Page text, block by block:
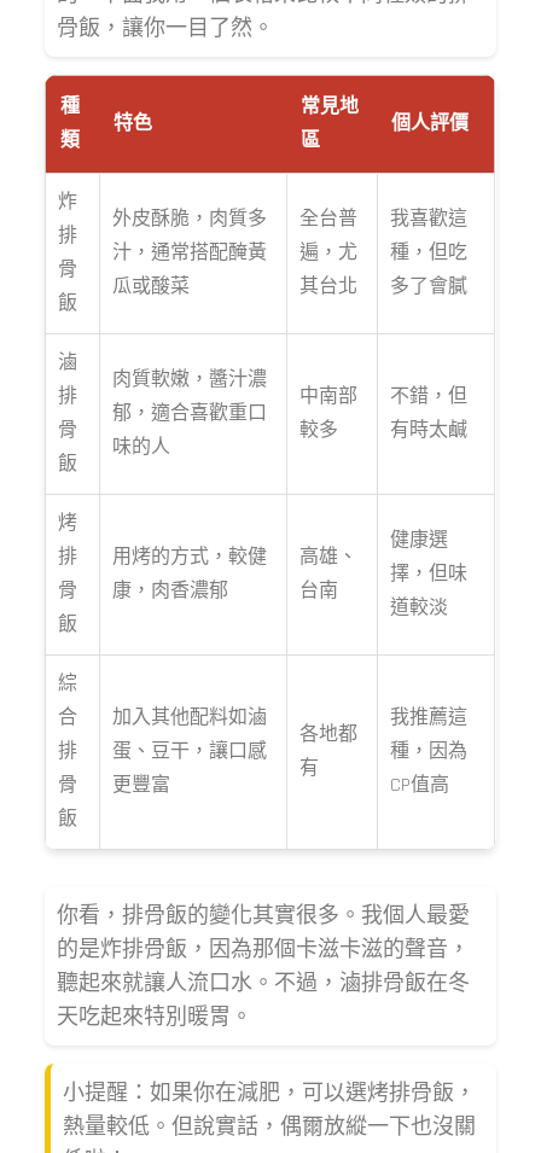
骨飯，讓你一目了然。
種
類
特色
常見地
區
個人評價
炸
排
骨
飯
外皮酥脆，肉質多
汁，通常搭配醃黃
瓜或酸菜
全台普
遍，尤
其台北
我喜歡這
種，但吃
多了會膩
滷
排
骨
飯
肉質軟嫩，醬汁濃
郁，適合喜歡重口
味的人
中南部
較多
不錯，但
有時太鹹
烤
排
骨
飯
用烤的方式，較健
康，肉香濃郁
高雄、
台南
健康選
擇，但味
道較淡
綜
合
排
骨
飯
加入其他配料如滷
蛋、豆干，讓口感
更豐富
各地都
有
我推薦這
種，因為
CP值高
你看，排骨飯的變化其實很多。我個人最愛
的是炸排骨飯，因為那個卡滋卡滋的聲音，
聽起來就讓人流口水。不過，滷排骨飯在冬
天吃起來特別暖胃。
小提醒：如果你在減肥，可以選烤排骨飯，
熱量較低。但說實話，偶爾放縱一下也沒關